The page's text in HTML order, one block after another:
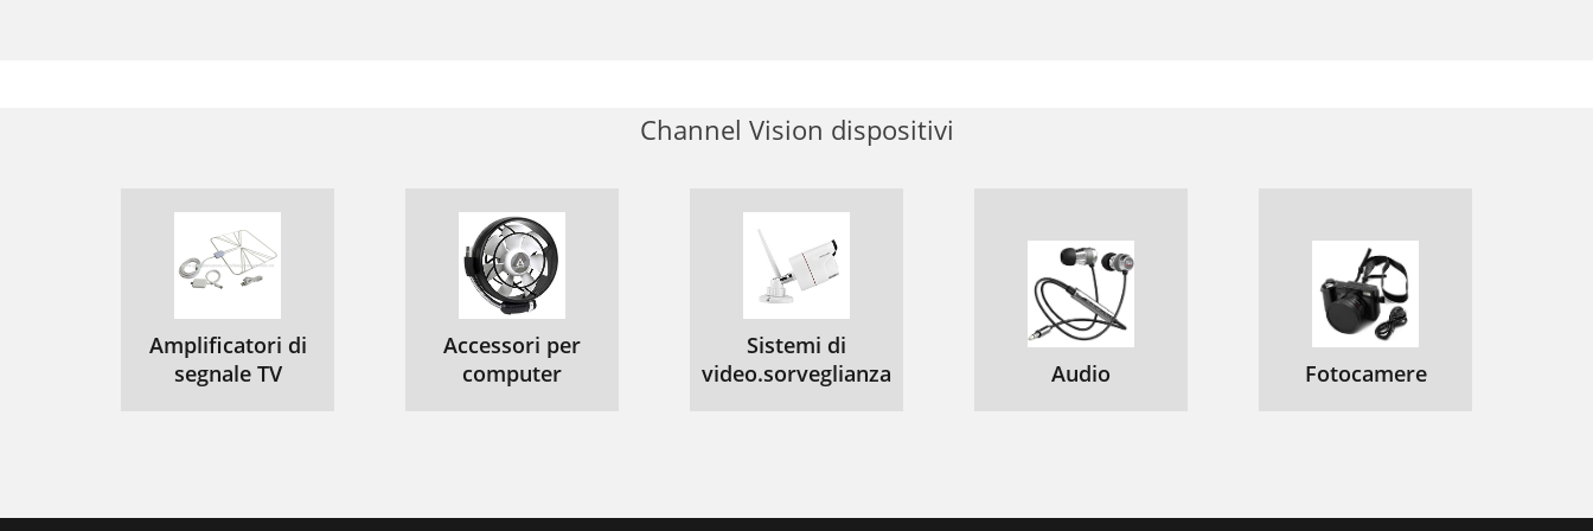
Channel Vision dispositivi
Amplificatori di
segnale TV
Accessori per
computer
Sistemi di
video.sorveglianza
Audio Fotocamere